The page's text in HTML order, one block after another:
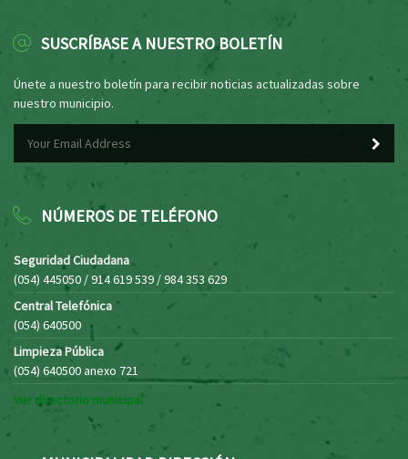
SUSCRÍBASE A NUESTRO BOLETÍN
Únete a nuestro boletín para recibir noticias actualizadas sobre
nuestro municipio.
NÚMEROS DE TELÉFONO
Seguridad Ciudadana
(054) 445050 / 914 619 539 / 984 353 629
Central Telefónica
(054) 640500
Limpieza Pública
(054) 640500 anexo 721
Ver directorio municipal